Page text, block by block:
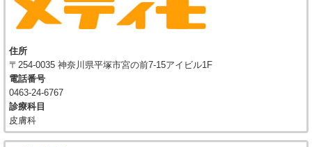
住所
〒254-0035 神奈川県平塚市宮の前7-15アイビル1F
電話番号
0463-24-6767
診療科目
皮膚科